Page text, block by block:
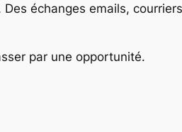
échanges emails,
par une opportunité.